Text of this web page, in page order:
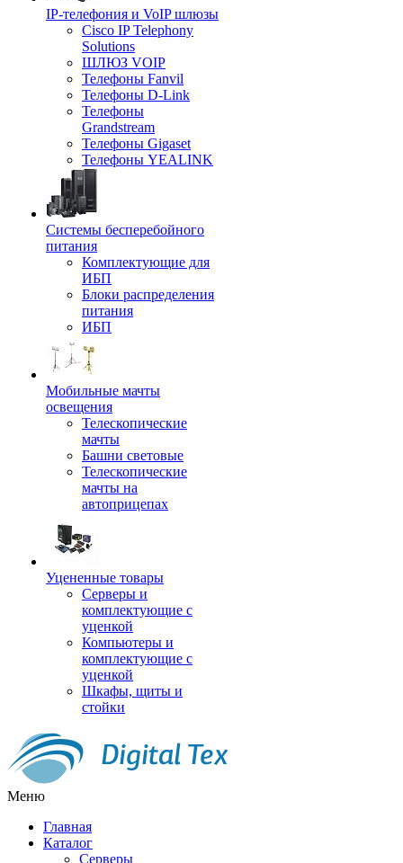
IP-телефония и VoIP шлюзы
Cisco IP Telephony
Solutions
ШЛЮЗ VOIP
Телефоны Fanvil
Телефоны D-Link
Телефоны
Grandstream
Телефоны Gigaset
Телефоны YEALINK
Системы бесперебойного
питания
Комплектующие для
ИБП
Блоки распределения
питания
ИБП
Мобильные мачты
освещения
Телескопические
мачты
Башни световые
Телескопические
мачты на
автоприцепах
Уцененные товары
Серверы и
комплектующие с
уценкой
Компьютеры и
комплектующие с
уценкой
Шкафы, щиты и
стойки
Меню
Главная
Каталог
Серверы